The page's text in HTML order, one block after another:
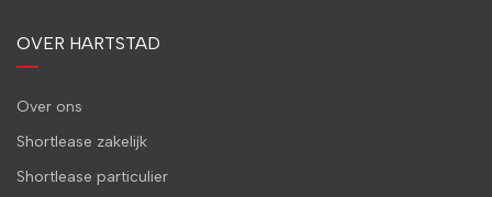
OVER HARTSTAD
Over ons
Shortlease zakelijk
Shortlease particulier